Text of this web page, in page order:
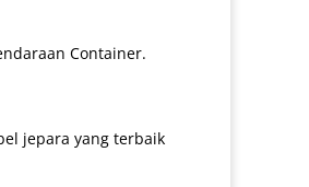
Container.
jepara yang terbaik